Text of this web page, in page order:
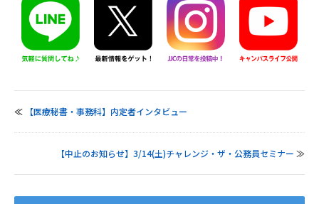
≪ 【医療秘書・事務科】内定者インタビュー
【中止のお知らせ】3/14(土)チャレンジ・ザ・公務員セミナー ≫